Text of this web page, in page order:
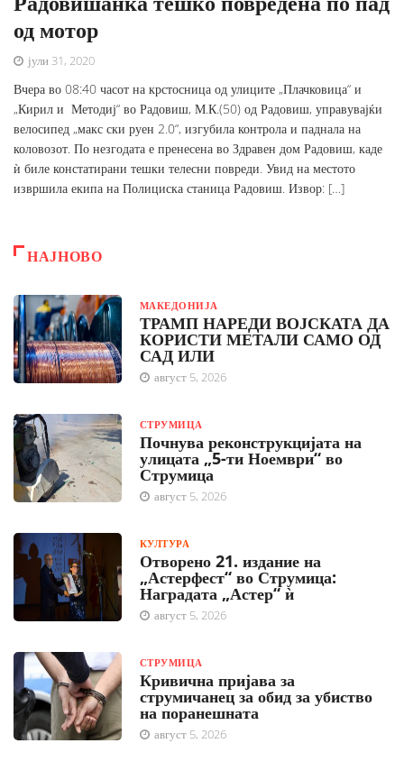
од мотор
јули 31, 2020
Вчера во 08:40 часот на крстосница од улиците „Плачковица“ и
„Кирил и Методиј“ во Радовиш, М.К.(50) од Радовиш, управувајќи
велосипед „макс ски руен 2.0“, изгубила контрола и паднала на
коловозот. По незгодата е пренесена во Здравен дом Радовиш, каде
ѝ биле констатирани тешки телесни повреди. Увид на местото
извршила екипа на Полициска станица Радовиш. Извор: […]
НАЈНОВО
МАКЕДОНИЈА
ТРАМП НАРЕДИ ВОЈСКАТА ДА
КОРИСТИ МЕТАЛИ САМО ОД
САД ИЛИ
август 5, 2026
СТРУМИЦА
Почнува реконструкцијата на
улицата „5-ти Ноември“ во
Струмица
август 5, 2026
КУЛТУРА
Отворено 21. издание на
„Астерфест“ во Струмица:
Наградата „Астер“ ѝ
август 5, 2026
СТРУМИЦА
Кривична пријава за
струмичанец за обид за убиство
на поранешната
август 5, 2026